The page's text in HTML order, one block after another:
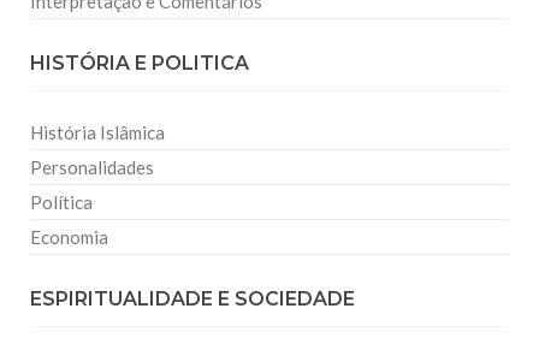
HISTÓRIA E POLITICA
História Islâmica
Personalidades
Política
Economia
ESPIRITUALIDADE E SOCIEDADE